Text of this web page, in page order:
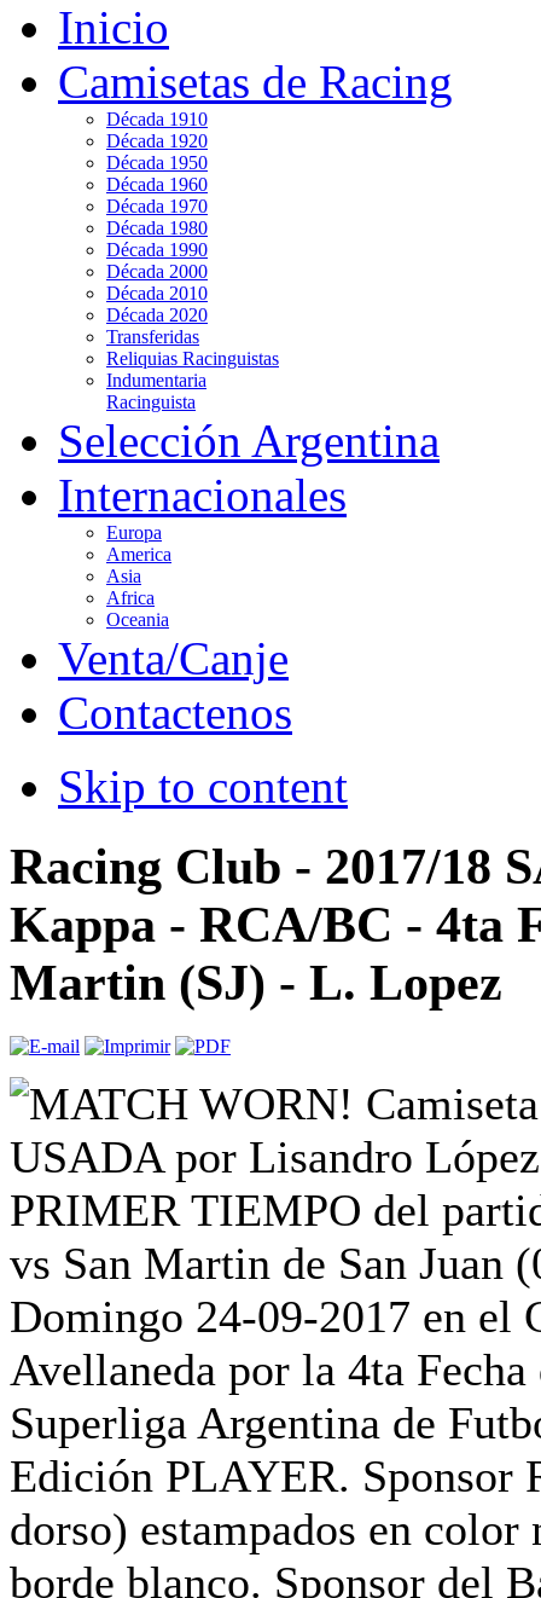
Inicio
Camisetas de Racing
Década 1910
Década 1920
Década 1950
Década 1960
Década 1970
Década 1980
Década 1990
Década 2000
Década 2010
Década 2020
Transferidas
Reliquias Racinguistas
Indumentaria
Racinguista
Selección Argentina
Internacionales
Europa
America
Asia
Africa
Oceania
Venta/Canje
Contactenos
Skip to content
Racing Club - 2017/18
Kappa - RCA/BC - 4ta
Martin (SJ) - L. Lopez